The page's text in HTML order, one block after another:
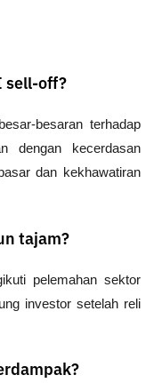
sell-off?
besaran terhadap
dengan kecerdasan
dan kekhawatiran
tajam?
pelemahan sektor
investor setelah reli